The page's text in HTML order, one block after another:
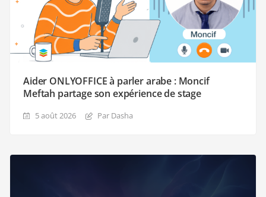
Aider ONLYOFFICE à parler arabe : Moncif
Meftah partage son expérience de stage
5 août 2026 Par Dasha